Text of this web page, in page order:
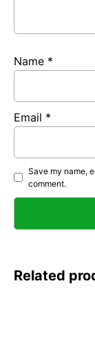
Name *
Email *
Save my name,
comment.
Related